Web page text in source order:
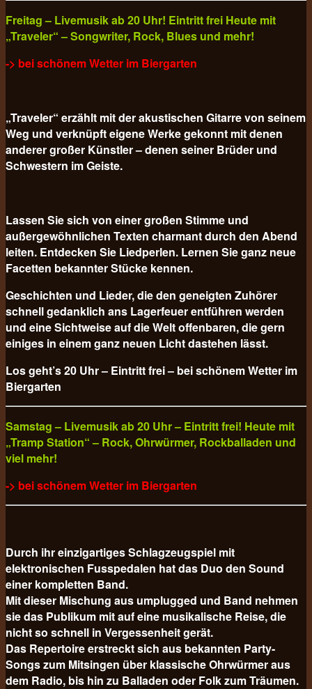
Freitag – Livemusik ab 20 Uhr! Eintritt frei Heute mit
„Traveler“ – Songwriter, Rock, Blues und mehr!
-> bei schönem Wetter im Biergarten
„Traveler“ erzählt mit der akustischen Gitarre von seinem
Weg und verknüpft eigene Werke gekonnt mit denen
anderer großer Künstler – denen seiner Brüder und
Schwestern im Geiste.
Lassen Sie sich von einer großen Stimme und
außergewöhnlichen Texten charmant durch den Abend
leiten. Entdecken Sie Liedperlen. Lernen Sie ganz neue
Facetten bekannter Stücke kennen.
Geschichten und Lieder, die den geneigten Zuhörer
schnell gedanklich ans Lagerfeuer entführen werden
und eine Sichtweise auf die Welt offenbaren, die gern
einiges in einem ganz neuen Licht dastehen lässt.
Los geht’s 20 Uhr – Eintritt frei – bei schönem Wetter im
Biergarten
Samstag – Livemusik ab 20 Uhr – Eintritt frei! Heute mit
„Tramp Station“ – Rock, Ohrwürmer, Rockballaden und
viel mehr!
-> bei schönem Wetter im Biergarten
Durch ihr einzigartiges Schlagzeugspiel mit
elektronischen Fusspedalen hat das Duo den Sound
einer kompletten Band.
Mit dieser Mischung aus umplugged und Band nehmen
sie das Publikum mit auf eine musikalische Reise, die
nicht so schnell in Vergessenheit gerät.
Das Repertoire erstreckt sich aus bekannten Party-
Songs zum Mitsingen über klassische Ohrwürmer aus
dem Radio, bis hin zu Balladen oder Folk zum Träumen.